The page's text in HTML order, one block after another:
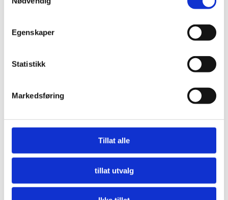
Egenskaper
Statistikk
Markedsføring
Tillat alle
tillat utvalg
Nå må offentlige innkjøpere etterspørre miljø
LES MER